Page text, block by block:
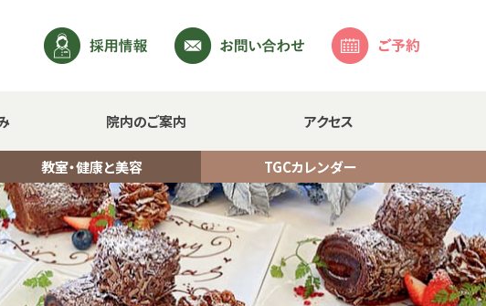
院内のご案内 アクセス
教室・健康と美容 TGCカレンダー